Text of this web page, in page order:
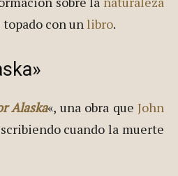
topado con un libro.
Alaska«, una obra queJohn
cuando la muerte